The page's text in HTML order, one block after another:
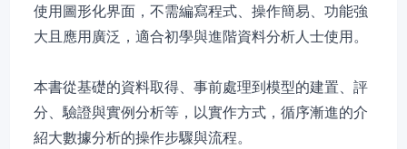
使用圖形化界面，不需編寫程式、操作簡易、功能強
大且應用廣泛，適合初學與進階資料分析人士使用。
本書從基礎的資料取得、事前處理到模型的建置、評
分、驗證與實例分析等，以實作方式，循序漸進的介
紹大數據分析的操作步驟與流程。